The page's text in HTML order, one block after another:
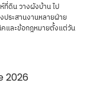
ที่ดิน วางผังบ้าน ไป
ระสานงานหลายฝ่าย
คและข้อกฎหมายตั้งแต่วัน
2026